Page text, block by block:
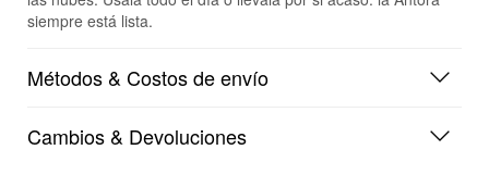
siempre está lista.
Métodos & Costos de envío
Cambios & Devoluciones